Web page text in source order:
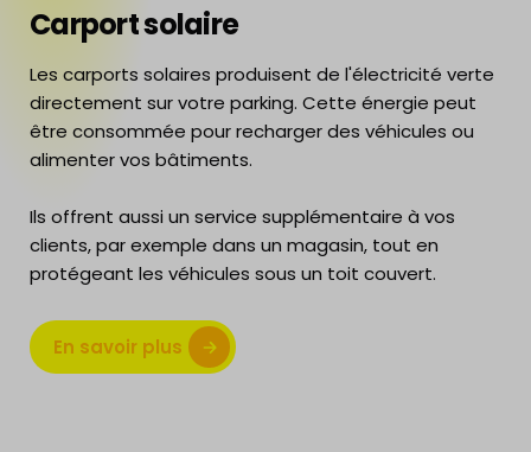
Carport solaire
Les carports solaires produisent de l'électricité verte
directement sur votre parking. Cette énergie peut
être consommée pour recharger des véhicules ou
alimenter vos bâtiments.
Ils offrent aussi un service supplémentaire à vos
clients, par exemple dans un magasin, tout en
protégeant les véhicules sous un toit couvert.
En savoir plus